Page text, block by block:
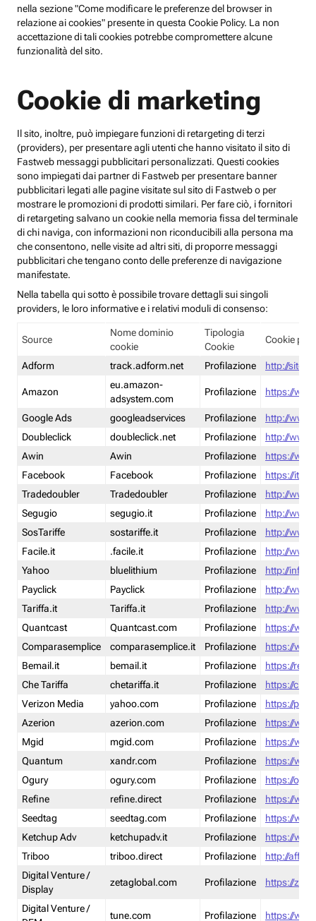
nella sezione "Come modificare le preferenze del browser in
relazione ai cookies" presente in questa Cookie Policy. La non
accettazione di tali cookies potrebbe compromettere alcune
funzionalità del sito.
Cookie di marketing
Il sito, inoltre, può impiegare funzioni di retargeting di terzi
(providers), per presentare agli utenti che hanno visitato il sito di
Fastweb messaggi pubblicitari personalizzati. Questi cookies
sono impiegati dai partner di Fastweb per presentare banner
pubblicitari legati alle pagine visitate sul sito di Fastweb o per
mostrare le promozioni di prodotti similari. Per fare ciò, i fornitori
di retargeting salvano un cookie nella memoria fissa del terminale
di chi naviga, con informazioni non riconducibili alla persona ma
che consentono, nelle visite ad altri siti, di proporre messaggi
pubblicitari che tengano conto delle preferenze di navigazione
manifestate.
Nella tabella qui sotto è possibile trovare dettagli sui singoli
providers, le loro informative e i relativi moduli di consenso:
Source
Nome dominio
cookie
Tipologia
Cookie
Cookie
Adform track.adform.net Profilazione http://
Amazon
eu.amazon-
adsystem.com
Profilazione https://
Google Ads googleadservices Profilazione
http://
Doubleclick
doubleclick.net Profilazione
http://
Awin
Awin Profilazione
https://
Facebook
Facebook Profilazione
https://it-
Tradedoubler
Tradedoubler Profilazione
http://
Segugio
segugio.it Profilazione
http://
SosTariffe
sostariffe.it Profilazione
http://
Facile.it
.facile.it Profilazione
http://
Yahoo
bluelithium Profilazione
http://
Payclick
Payclick Profilazione
http://
Tariffa.it
Tariffa.it Profilazione
http://
Quantcast
Quantcast.com Profilazione
https://
Comparasemplice
comparasemplice.it Profilazione
https://
Bemail.it
bemail.it Profilazione
https://
Che Tariffa
chetariffa.it Profilazione
https://
Verizon Media
yahoo.com Profilazione
https://
Azerion
azerion.com Profilazione
https://
Mgid
mgid.com Profilazione
https://
Quantum
xandr.com Profilazione
https://
Ogury
ogury.com Profilazione
https://
Refine
refine.direct Profilazione
https://
Seedtag
seedtag.com Profilazione
https://
Ketchup Adv
ketchupadv.it Profilazione
https://
Triboo
triboo.direct Profilazione
http://
Digital Venture /
Display
zetaglobal.com Profilazione https://
Digital Venture /
tune.com Profilazione https://